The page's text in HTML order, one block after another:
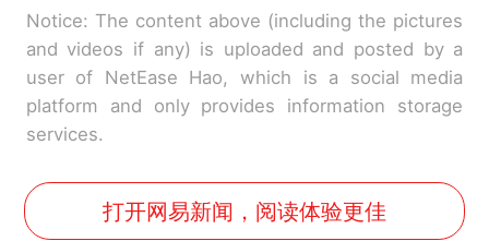
Notice: The content above (including the pictures
and videos if any) is uploaded and posted by a
user of NetEase Hao, which is a social media
platform and only provides information storage
services.
打开网易新闻，阅读体验更佳